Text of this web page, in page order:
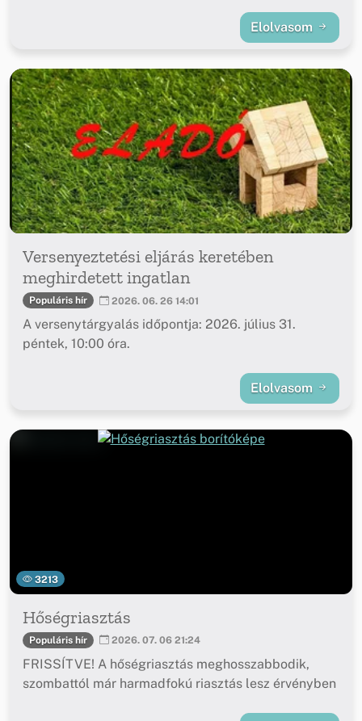
Elolvasom
Versenyeztetési eljárás keretében
meghirdetett ingatlan
Populáris hír 2026. 06. 26 14:01
A versenytárgyalás időpontja: 2026. július 31.
péntek, 10:00 óra.
Elolvasom
3213
Hőségriasztás
Populáris hír 2026. 07. 06 21:24
FRISSÍTVE! A hőségriasztás meghosszabbodik,
szombattól már harmadfokú riasztás lesz érvényben